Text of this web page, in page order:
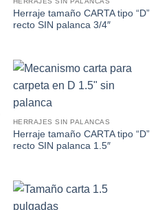
Herraje tamaño CARTA tipo “D”
recto SIN palanca 3/4″
HERRAJES SIN PALANCAS
Herraje tamaño CARTA tipo “D”
recto SIN palanca 1.5″